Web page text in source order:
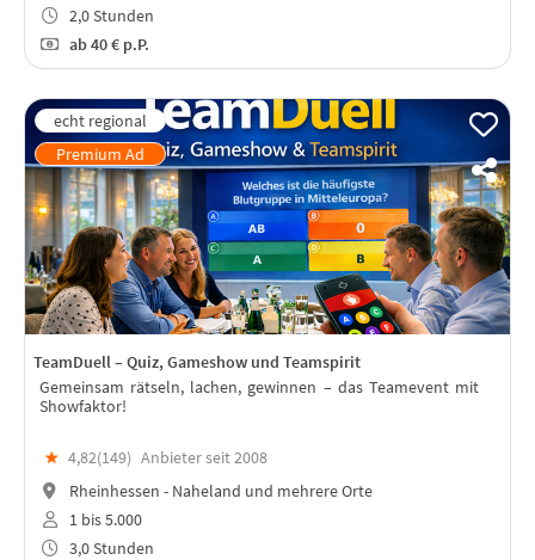
2,0 Stunden
ab40 € p.P.
TeamDuell – Quiz, Gameshow und Teamspirit
Gemeinsam rätseln, lachen, gewinnen – das Teamevent mit
Showfaktor!
★ 4,82(149) Anbieter seit 2008
Rheinhessen - Naheland und mehrere Orte
1 bis 5.000
3,0 Stunden